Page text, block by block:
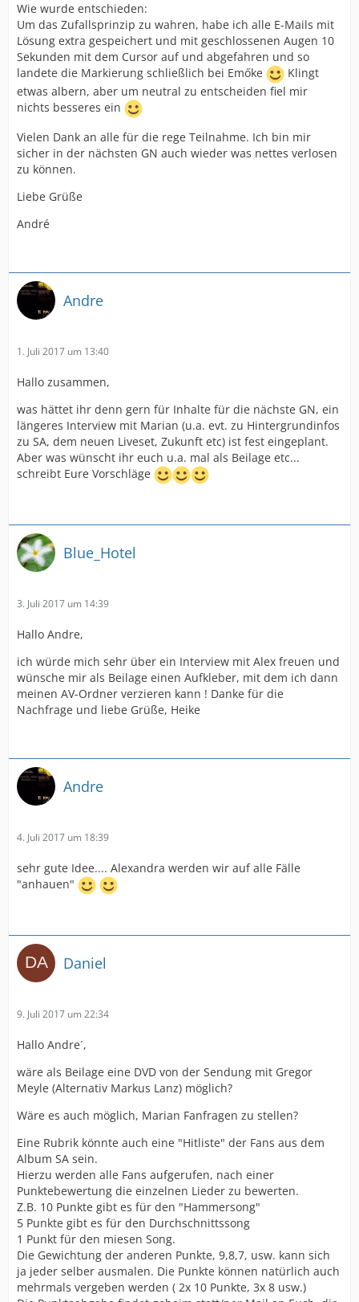
Wie wurde entschieden:
Um das Zufallsprinzip zu wahren, habe ich alle E-Mails mit
Lösung extra gespeichert und mit geschlossenen Augen 10
Sekunden mit dem Cursor auf und abgefahren und so
landete die Markierung schließlich bei Emőke
Klingt
etwas albern, aber um neutral zu entscheiden fiel mir
nichts besseres ein
Vielen Dank an alle für die rege Teilnahme. Ich bin mir
sicher in der nächsten GN auch wieder was nettes verlosen
zu können.
Liebe Grüße
André
Andre
1. Juli 2017 um 13:40
Hallo zusammen,
was hättet ihr denn gern für Inhalte für die nächste GN, ein
längeres Interview mit Marian (u.a. evt. zu Hintergrundinfos
zu SA, dem neuen Liveset, Zukunft etc) ist fest eingeplant.
Aber was wünscht ihr euch u.a. mal als Beilage etc...
schreibt Eure Vorschläge
Blue_Hotel
3. Juli 2017 um 14:39
Hallo Andre,
ich würde mich sehr über ein Interview mit Alex freuen und
wünsche mir als Beilage einen Aufkleber, mit dem ich dann
meinen AV-Ordner verzieren kann ! Danke für die
Nachfrage und liebe Grüße, Heike
Andre
4. Juli 2017 um 18:39
sehr gute Idee.... Alexandra werden wir auf alle Fälle
"anhauen"
Daniel
9. Juli 2017 um 22:34
Hallo Andre´,
wäre als Beilage eine DVD von der Sendung mit Gregor
Meyle (Alternativ Markus Lanz) möglich?
Wäre es auch möglich, Marian Fanfragen zu stellen?
Eine Rubrik könnte auch eine "Hitliste" der Fans aus dem
Album SA sein.
Hierzu werden alle Fans aufgerufen, nach einer
Punktebewertung die einzelnen Lieder zu bewerten.
Z.B. 10 Punkte gibt es für den "Hammersong"
5 Punkte gibt es für den Durchschnittssong
1 Punkt für den miesen Song.
Die Gewichtung der anderen Punkte, 9,8,7, usw. kann sich
ja jeder selber ausmalen. Die Punkte können natürlich auch
mehrmals vergeben werden ( 2x 10 Punkte, 3x 8 usw.)